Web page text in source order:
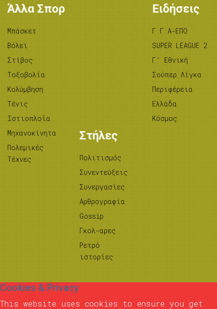
Άλλα Σπορ
Μπάσκετ
Βόλεϊ
Στίβος
Tοξοβολία
Κολύμβηση
Τένις
Ιστιοπλοΐα
Μηχανοκίνητα
Πολεμικές
Τέχνες
Ειδήσεις
Γ.Γ.Α-ΕΠΟ
SUPER LEAGUE 2
Γ’ Εθνική
Σούπερ Λίγκα
Περιφέρεια
Ελλάδα
Κόσμος
Στήλες
Πολιτισμός
Συνεντεύξεις
Συνεργασίες
Αρθρογραφία
Gossip
Γκολ-αρες
Ρετρό
ιστορίες
Cookies & Privacy
This website uses cookies to ensure you get